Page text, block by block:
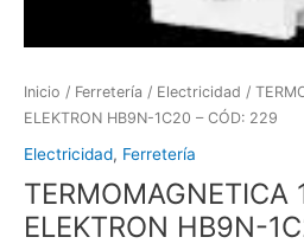
Inicio / Ferretería / Electricidad /
ELEKTRON HB9N-1C20 – CÓD: 229
Electricidad, Ferretería
TERMOMAGNETICA
ELEKTRON HB9N-